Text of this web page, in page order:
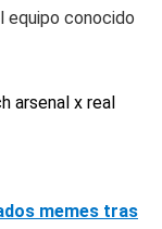
equipo conocido
arsenal x real
memes tras